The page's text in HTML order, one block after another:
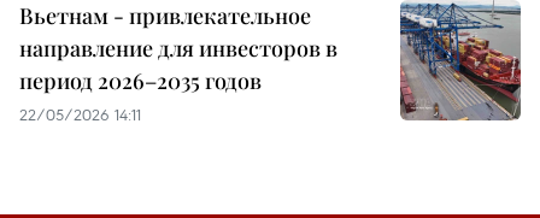
Вьетнам - привлекательное
направление для инвесторов в
период 2026–2035 годов
22/05/2026 14:11